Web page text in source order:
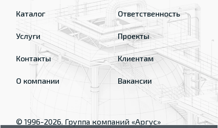
Каталог
Услуги
Контакты
О компании
Ответственность
Проекты
Клиентам
Вакансии
© 1996-2026, Группа компаний «Аргус»